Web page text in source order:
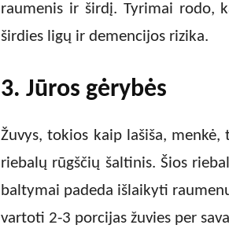
raumenis ir širdį. Tyrimai rodo,
širdies ligų ir demencijos rizika.
3. Jūros gėrybės
Žuvys, tokios kaip lašiša,
riebalų rūgščių šaltinis. Šios
baltymai padeda išlaikyti
vartoti 2-3 porcijas žuvies per